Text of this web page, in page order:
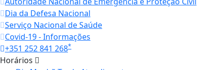
Dia da Defesa Nacional
Serviço Nacional de Saúde
Covid-19 - Informações
+351 252 841 268*
Horários